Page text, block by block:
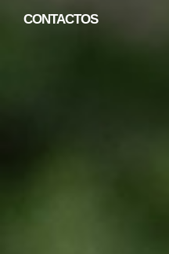
CONTACTOS